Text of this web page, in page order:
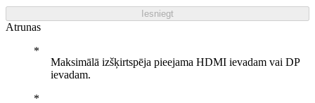
Iesniegt
Atrunas
Maksimālā izšķirtspēja pieejama HDMI ievadam vai DP
ievadam.